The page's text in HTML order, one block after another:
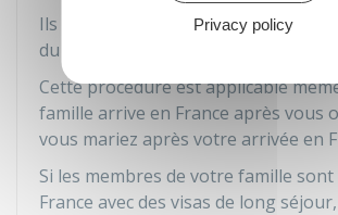
Ils doivent obtenir unvisa de long
du consulat de France de leur pays
Cette procédure est applicable
famille arrive en France après vous
vous mariez après votre arrivée en
Si les membres de votre famille sont
France avec des visas de long
Privacy policy